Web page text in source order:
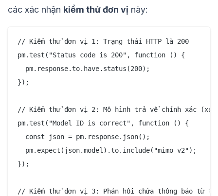
các xác nhận kiểm thử đơn vị này:
// Kiểm thử đơn vị 1: Trạng thái HTTP là 200
pm.test("Status code is 200", function () {
  pm.response.to.have.status(200);
});
// Kiểm thử đơn vị 2: Mô hình trả về chính xác (xác
pm.test("Model ID is correct", function () {
  const json = pm.response.json();
  pm.expect(json.model).to.include("mimo-v2");
});
// Kiểm thử đơn vị 3: Phản hồi chứa thông báo từ